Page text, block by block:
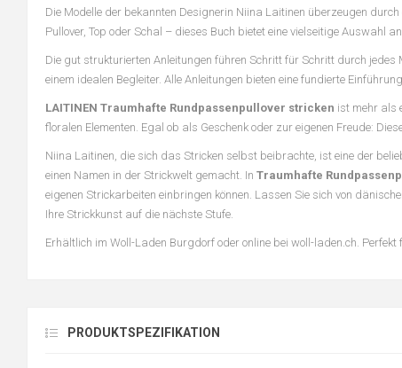
Die Modelle der bekannten Designerin Niina Laitinen überzeugen
Pullover, Top oder Schal – dieses Buch bietet eine vielseitige Auswahl
Die gut strukturierten Anleitungen führen Schritt für Schritt durch
einem idealen Begleiter. Alle Anleitungen bieten eine fundierte
LAITINEN Traumhafte Rundpassenpullover stricken ist mehr als
floralen Elementen. Egal ob als Geschenk oder zur eigenen Freude:
Niina Laitinen, die sich das Stricken selbst beibrachte, ist eine der
einen Namen in der Strickwelt gemacht. In Traumhafte
eigenen Strickarbeiten einbringen können. Lassen Sie sich von
Ihre Strickkunst auf die nächste Stufe.
Erhältlich im Woll-Laden Burgdorf oder online bei woll-laden.ch.
PRODUKTSPEZIFIKATION